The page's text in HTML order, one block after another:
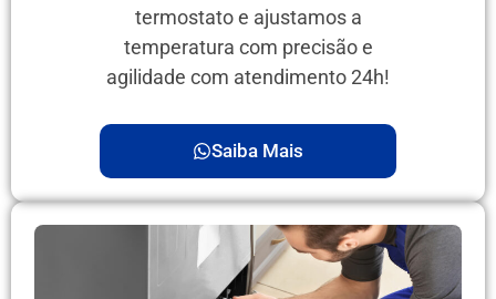
termostato e ajustamos a
temperatura com precisão e
agilidade com atendimento 24h!
Saiba Mais